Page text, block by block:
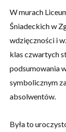
W murach
Śniadeckich w
wdzięczności i
klas czwartych
podsumowania
symbolicznym
absolwentów.
Była to